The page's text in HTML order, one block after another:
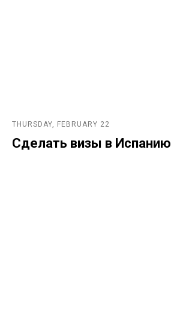
THURSDAY, FEBRUARY 22
Сделать визы в Испанию